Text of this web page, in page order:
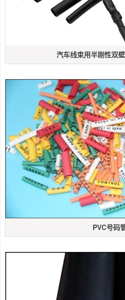
汽车线束用半刚性双
PVC号码